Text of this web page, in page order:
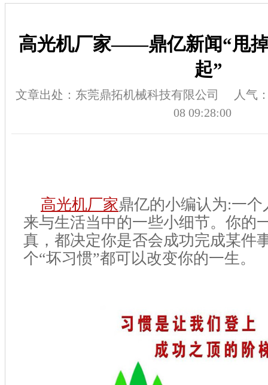
高光机厂家——鼎亿新闻“甩
起”
文章出处：东莞鼎拓机械科技有限公司
人气
08 09:28:00
高光机厂家鼎亿的小编认为:一
来与生活当中的一些小细节。你的
真，都决定你是否会成功完成某件
个“坏习惯”都可以改变你的一生。